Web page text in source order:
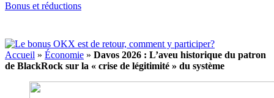
Bonus et réductions
Accueil » Économie » Davos 2026 : L’aveu historique du patron
de BlackRock sur la « crise de légitimité » du système